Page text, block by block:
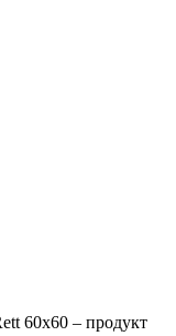
60х60 – продукт